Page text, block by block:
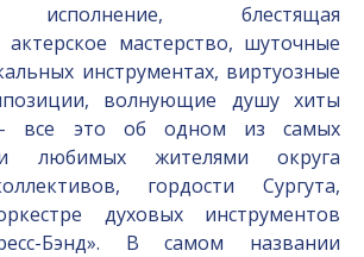
исполнение, блестящая
мастерство, шуточные
инструментах, виртуозные
волнующие душу хиты
все это об одном из самых
любимых жителями округа
гордости Сургута,
духовых инструментов
Бэнд». В самом названии